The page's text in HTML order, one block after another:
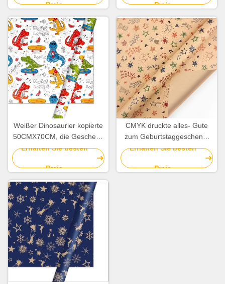
Preis
Geburtstagmuster
Preis
Weißer Dinosaurier kopierte
50CMX70CM, die Geschenk
Papierrolle für Spielwaren-
Erhalten Sie besten
Preis
CMYK druckte alles- Gute
zum Geburtstaggeschenk-
Packpapier des Geschenk-
Rollen60gsm
Erhalten Sie besten
Preis